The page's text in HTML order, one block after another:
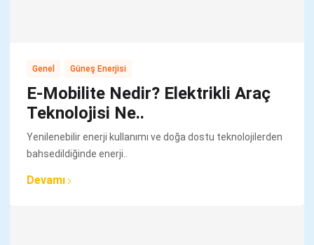
Genel Güneş Enerjisi
E-Mobilite Nedir? Elektrikli Araç
Teknolojisi Ne..
Yenilenebilir enerji kullanımı ve doğa dostu teknolojilerden
bahsedildiğinde enerji..
Devamı